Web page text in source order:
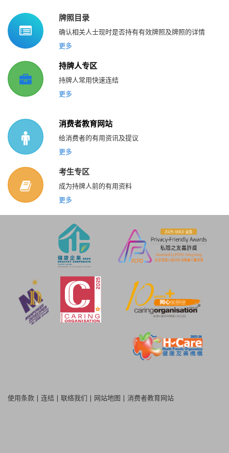
牌照目录
确认相关人士现时是否持有有效牌照及牌照的详情
更多
持牌人专区
持牌人常用快速连结
更多
消费者教育网站
给消费者的有用资讯及提议
更多
考生专区
成为持牌人前的有用资料
更多
使用条款 | 连结 | 联络我们 | 网站地图 | 消费者教育网站